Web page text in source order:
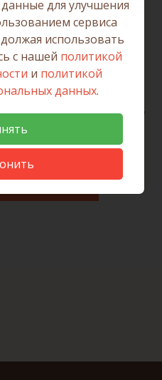
телефон
150.
публикации: 19.06.2026
новостей
для улучшения
сервиса
использовать
с нашей политикой
и политикой
данных.